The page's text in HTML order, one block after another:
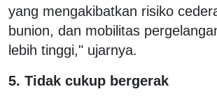
yang mengakibatkan risiko
bunion, dan mobilitas
lebih tinggi," ujarnya.
5. Tidak cukup bergerak